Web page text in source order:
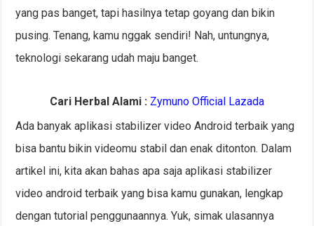
yang pas banget, tapi hasilnya tetap goyang dan bikin
pusing. Tenang, kamu nggak sendiri! Nah, untungnya,
teknologi sekarang udah maju banget.
Cari Herbal Alami : Zymuno Official Lazada
Ada banyak aplikasi stabilizer video Android terbaik yang
bisa bantu bikin videomu stabil dan enak ditonton. Dalam
artikel ini, kita akan bahas apa saja aplikasi stabilizer
video android terbaik yang bisa kamu gunakan, lengkap
dengan tutorial penggunaannya. Yuk, simak ulasannya